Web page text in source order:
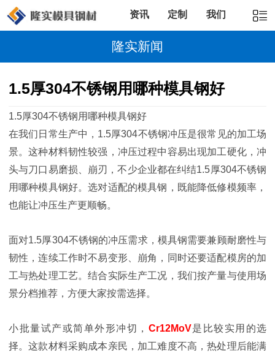
资讯 定制 我们
隆实新闻
1.5厚304不锈钢用哪种模具钢好
1.5厚304不锈钢用哪种模具钢好
在我们日常生产中，1.5厚304不锈钢冲压是很常见的加工场
景。这种材料韧性较强，冲压过程中容易出现加工硬化，冲
头与刀口易磨损、崩刃，不少企业都在纠结1.5厚304不锈钢
用哪种模具钢好。选对适配的模具钢，既能降低修模频率，
也能让冲压生产更顺畅。
面对1.5厚304不锈钢的冲压需求，模具钢需要兼顾耐磨性与
韧性，连续工作时不易变形、崩角，同时还要适配模房的加
工与热处理工艺。结合实际生产工况，我们按产量与使用场
景分档推荐，方便大家按需选择。
小批量试产或简单外形冲切， Cr12MoV是比较实用的选
择。这款材料采购成本亲民，加工难度不高，热处理后能满